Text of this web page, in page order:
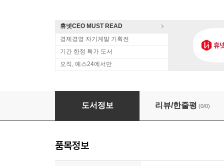
휴넷CEO MUST READ
경제경영 자기계발 기획전
기간 한정 특가 도서
오직, 예스24에서만
포퓰리즘 경제는 왜 실패하는가?
도서정보 리뷰/한줄평 (0/0)
품목정보